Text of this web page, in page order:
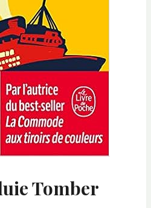
Tomber